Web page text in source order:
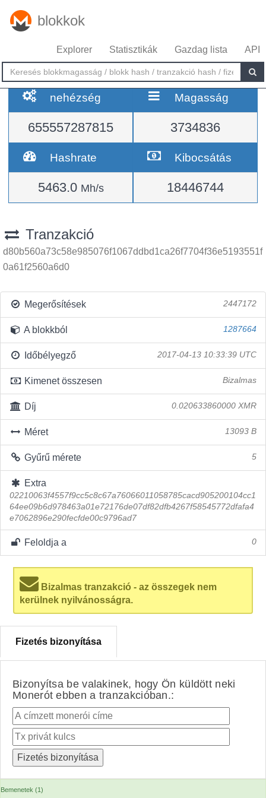
blokkok
Explorer Statisztikák Gazdag lista API
nehézség
655557287815
Magasság
3734836
Hashrate
5463.0 Mh/s
Kibocsátás
18446744
Tranzakció
d80b560a73c58e985076f1067ddbd1ca26f7704f36e5193551f
0a61f2560a6d0
Megerősítések 2447172
A blokkból 1287664
Időbélyegző 2017-04-13 10:33:39 UTC
Kimenet összesen Bizalmas
Díj 0.020633860000 XMR
Méret 13093 B
Gyűrű mérete 5
Extra
02210063f4557f9cc5c8c67a76066011058785cacd905200104cc1
64ee09b6d978463a01e72176de07df82dfb4267f58545772dfafa4
e7062896e290fecfde00c9796ad7
Feloldja a 0
Bizalmas tranzakció - az összegek nem
kerülnek nyilvánosságra.
Fizetés bizonyítása
Bizonyítsa be valakinek, hogy Ön küldött neki
Monerót ebben a tranzakcióban.:
Bemenetek (1)